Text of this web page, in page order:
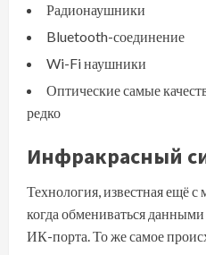
Радионаушники
Bluetooth-соединение
Wi-Fi наушники
Оптические самые
редко
Инфракрасный
Технология, известная ещё
когда обмениваться
ИК-порта. То же самое